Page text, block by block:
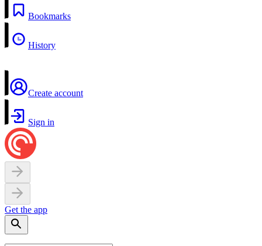
Bookmarks
History
Create account
Sign in
Get the app